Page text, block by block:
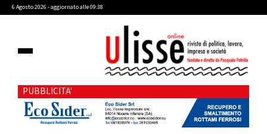
6 Agosto 2026 - aggiornato alle 09:38
PUBBLICITA'